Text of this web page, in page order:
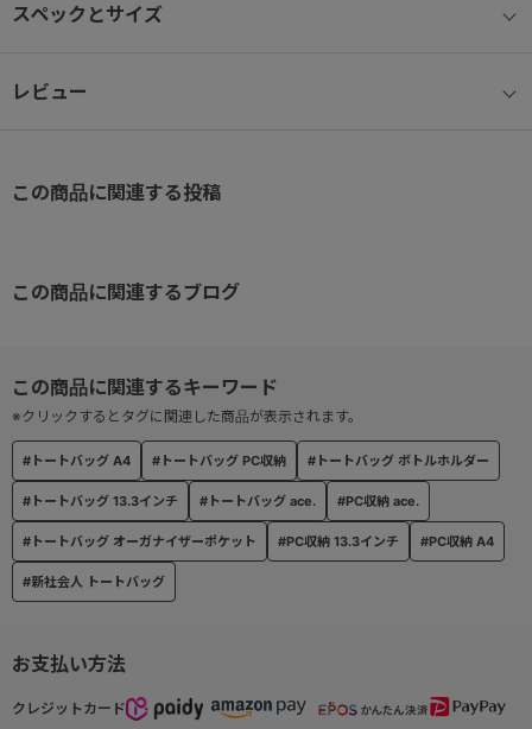
PC収納が可能なので、説明会や面接の合間でもエントリーシートの
● ユーティリティポケット
も便利。
小物雑貨を収納できる内装ポケット。
ペットボトルや折りたたみ傘などが収納可能なポケット。
ホルダーに入れることで他の荷物に水滴がつくのを防げます。
スペックとサイズ
レビュー
お支払い方法
クレジットカード
#トートバッグ A4 #トートバッグ PC収納 #トートバッグ ボトルホルダー
#トートバッグ 13.3インチ #トートバッグ ace. #PC収納 ace.
#トートバッグ オーガナイザーポケット #PC収納 13.3インチ #PC収納 A4
#新社会人 トートバッグ
※クリックするとタグに関連した商品が表示されます。
この商品に関連する投稿
この商品に関連するブログ